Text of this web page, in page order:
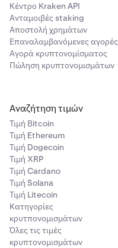
Κέντρο Kraken API
Ανταμοιβές staking
Αποστολή χρημάτων
Επαναλαμβανόμενες αγορές
Αγορά κρυπτονομίσματος
Πώληση κρυπτονομισμάτων
Αναζήτηση τιμών
Τιμή Βitcoin
Τιμή Ethereum
Τιμή Dogecoin
Τιμή XRP
Τιμή Cardano
Τιμή Solana
Τιμή Litecoin
Κατηγορίες
κρυτπονομισμάτων
Όλες τις τιμές
κρυπτονομισμάτων